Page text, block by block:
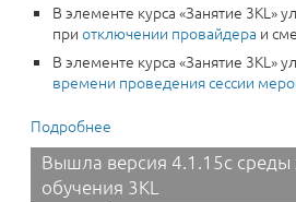
В элементе курса «‎Занятие 3KL»
при отключении провайдера и
В элементе курса «Занятие 3KL»
времени проведения сессии
Подробнее
обучения 3KL
Вышла версия 4.1.15c среды
обучения 3KL